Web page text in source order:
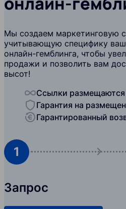
Мы создаем маркетинговую
учитывающую специфику
онлайн-гемблинга, чтобы
продажи и позволить вам
высот!
Ссылки размещаются
Гарантия на
Гарантированный
1
Запрос